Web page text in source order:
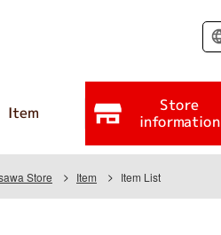
Item Store
information
Store Item Item List